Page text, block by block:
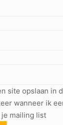
site opslaan in
wanneer ik
mailing list